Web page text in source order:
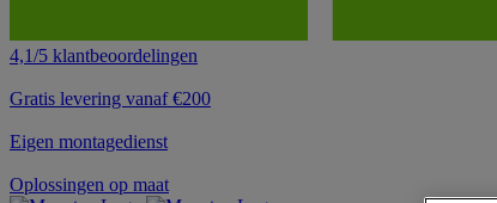
4,1/5 klantbeoordelingen
Gratis levering vanaf €200
Eigen montagedienst
Oplossingen op maat